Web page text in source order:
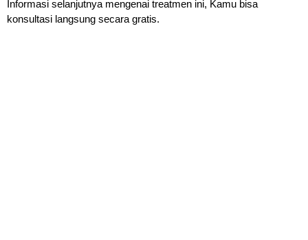
Informasi selanjutnya mengenai treatmen ini, Kamu bisa
konsultasi langsung secara gratis.